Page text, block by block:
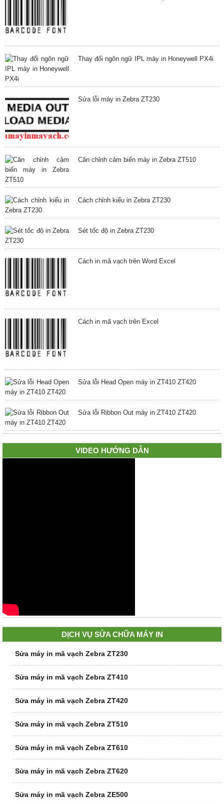
Thay đổi ngôn ngữ IPL máy in Honeywell PX4i
Sửa lỗi máy in Zebra ZT230
Căn chỉnh cảm biến máy in Zebra ZT510
Cách chỉnh kiểu in Zebra ZT230
Sét tốc độ in Zebra ZT230
Cách in mã vạch trên Word Excel
Cách in mã vạch trên Excel
Sửa lỗi Head Open máy in ZT410 ZT420
Sửa lỗi Ribbon Out máy in ZT410 ZT420
VIDEO HƯỚNG DẪN
DỊCH VỤ SỬA CHỮA MÁY IN
Sửa máy in mã vạch Zebra ZT230
Sửa máy in mã vạch Zebra ZT410
Sửa máy in mã vạch Zebra ZT420
Sửa máy in mã vạch Zebra ZT510
Sửa máy in mã vạch Zebra ZT610
Sửa máy in mã vạch Zebra ZT620
Sửa máy in mã vạch Zebra ZE500